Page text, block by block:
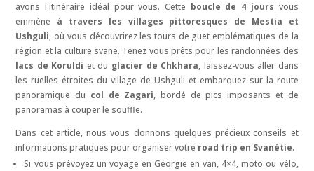
avons l'itinéraire idéal pour vous. Cette boucle de 4 jours vous
emmène à travers les villages pittoresques de Mestia et
Ushguli, où vous découvrirez les tours de guet emblématiques de la
région et la culture svane. Tenez vous prêts pour les randonnées des
lacs de Koruldi et du glacier de Chkhara, laissez-vous aller dans
les ruelles étroites du village de Ushguli et embarquez sur la route
panoramique du col de Zagari, bordé de pics imposants et de
panoramas à couper le souffle.
Dans cet article, nous vous donnons quelques précieux conseils et
informations pratiques pour organiser votre road trip en Svanétie.
Si vous prévoyez un voyage en Géorgie en van, 4×4, moto ou vélo,